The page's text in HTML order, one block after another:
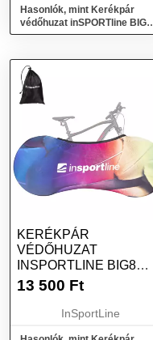
Hasonlók, mint Kerékpár
védőhuzat inSPORTline BIG8
fekete M (26")
KERÉKPÁR
VÉDŐHUZAT
INSPORTLINE BIG8
SZÍNES M (26")
13 500 Ft
InSportLine